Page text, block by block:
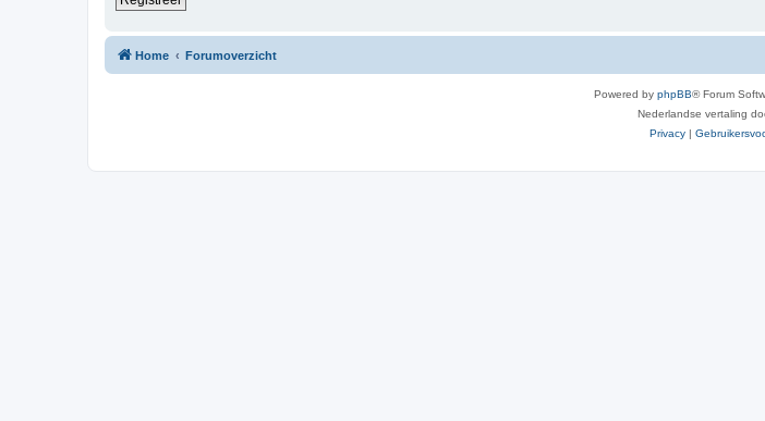
Home Forumoverzicht
Powered by phpBB® Forum
Nederlandse vertaling
Privacy |